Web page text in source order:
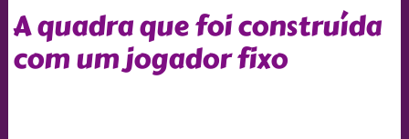
A quadra que foi construída
com um jogador fixo